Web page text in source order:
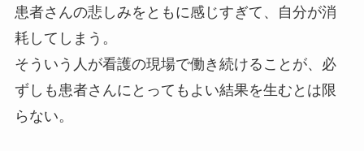
患者さんの悲しみをともに感じすぎて、自分が消
耗してしまう。
そういう人が看護の現場で働き続けることが、必
ずしも患者さんにとってもよい結果を生むとは限
らない。